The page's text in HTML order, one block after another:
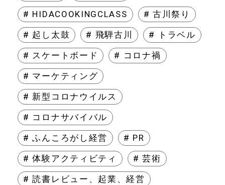
# HIDACOOKINGCLASS # 古川祭り
# 起し太鼓 # 飛騨古川 # トラベル
# スケートボード # コロナ禍
# マーケティング
# 新型コロナウイルス
# コロナサバイバル
# ふんころがし経営 # PR
# 体験アクティビティ # 芸術
# 読書レビュー、起業、経営